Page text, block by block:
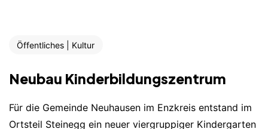
Öffentliches | Kultur
Neubau Kinderbildungszentrum
Für die Gemeinde Neuhausen im Enzkreis entstand im
Ortsteil Steinegg ein neuer viergruppiger Kindergarten